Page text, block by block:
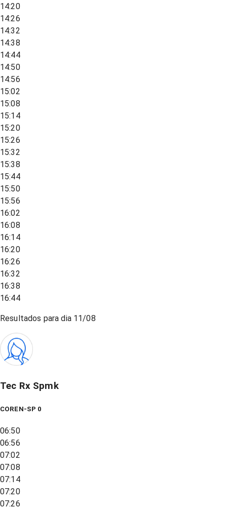
14:20
14:26
14:32
14:38
14:44
14:50
14:56
15:02
15:08
15:14
15:20
15:26
15:32
15:38
15:44
15:50
15:56
16:02
16:08
16:14
16:20
16:26
16:32
16:38
16:44
Resultados para dia 11/08
Tec Rx Spmk
COREN-SP 0
06:50
06:56
07:02
07:08
07:14
07:20
07:26